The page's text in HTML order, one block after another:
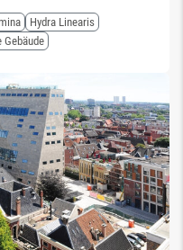
Hydra Linearis